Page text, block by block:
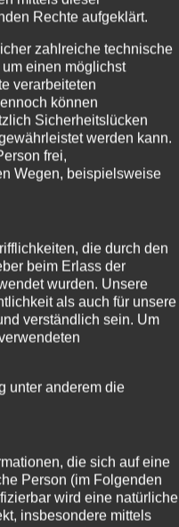
NEUWIED POLIZEI
bei
schnell
– Feuerwehr
vor erhöhter
AUG. 2026
Rechte aufgeklärt.
zahlreiche technische
einen möglichst
verarbeiteten
können
Sicherheitslücken
werden kann.
frei,
Wegen, beispielsweise
die durch den
beim Erlass der
wurden. Unsere
als auch für unsere
verständlich sein. Um
unter anderem die
die sich auf eine
Person (im Folgenden
wird eine natürliche
insbesondere mittels